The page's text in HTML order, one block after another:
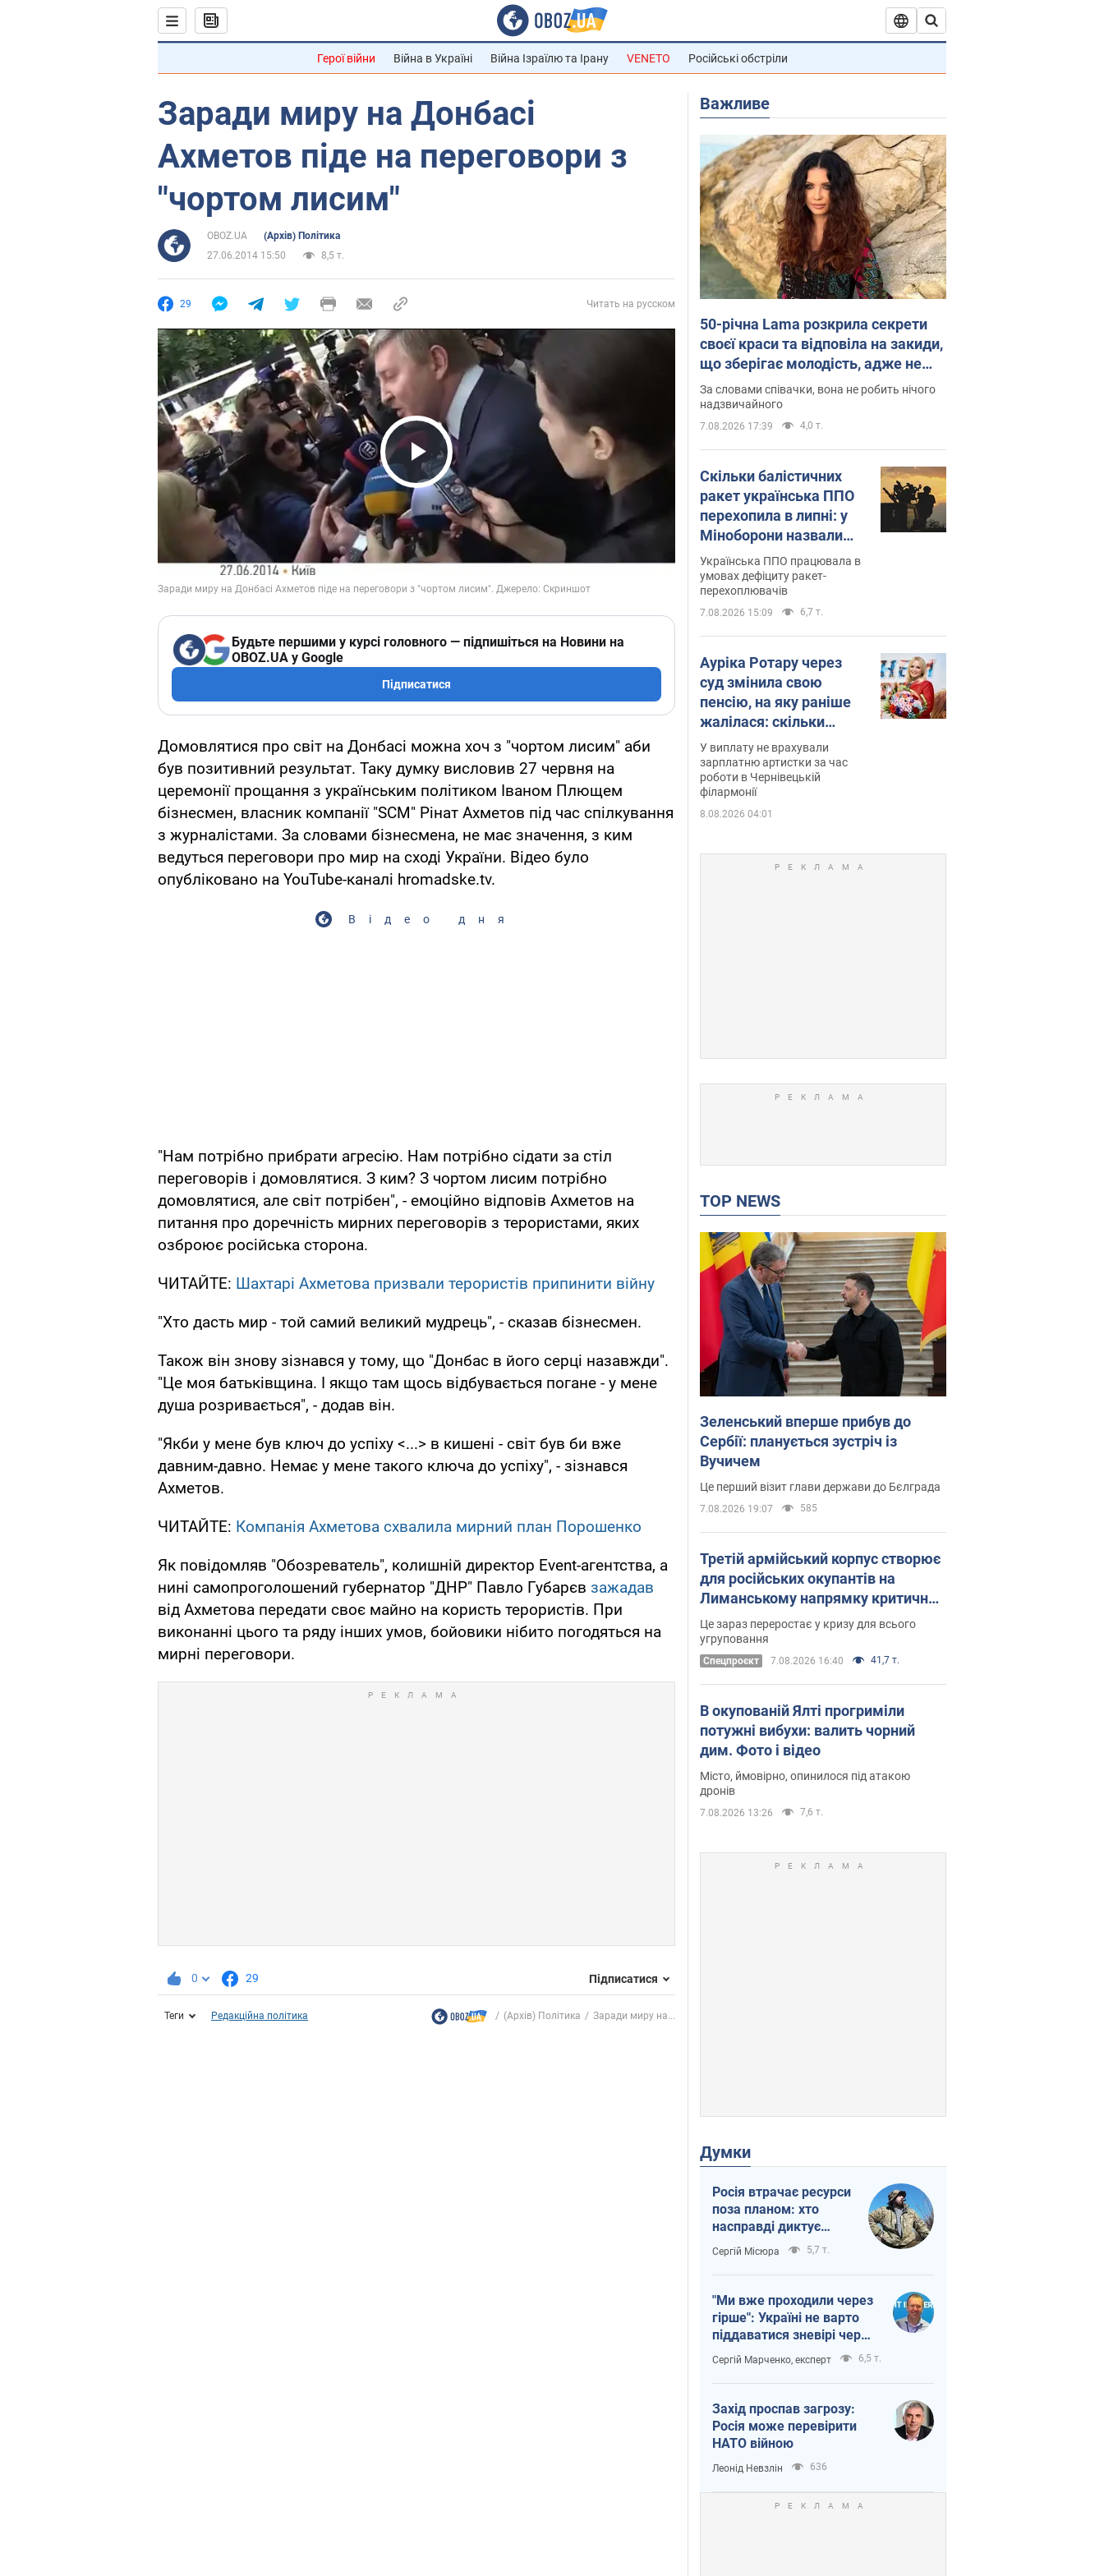
Герої війни Війна в Україні Війна Ізраїлю та Ірану VENETO Російські обстріли
Заради миру на Донбасі
Ахметов піде на переговори з
"чортом лисим"
OBOZ.UA
(Архів) Політика
27.06.2014 15:50
8,5 т.
29 Читать на русском
Play Video
Будьте першими у курсі головного — підпишіться на Новини на
OBOZ.UA у Google
Підписатися
Домовлятися про світ на Донбасі можна хоч з "чортом лисим" аби
був позитивний результат. Таку думку висловив 27 червня на
церемонії прощання з українським політиком Іваном Плющем
бізнесмен, власник компанії "SCM" Рінат Ахметов під час спілкування
з журналістами. За словами бізнесмена, не має значення, з ким
ведуться переговори про мир на сході України. Відео було
опубліковано на YouTube-каналі hromadske.tv.
Відео дня
"Нам потрібно прибрати агресію. Нам потрібно сідати за стіл
переговорів і домовлятися. З ким? З чортом лисим потрібно
домовлятися, але світ потрібен", - емоційно відповів Ахметов на
питання про доречність мирних переговорів з терористами, яких
озброює російська сторона.
ЧИТАЙТЕ: Шахтарі Ахметова призвали терористів припинити війну
"Хто дасть мир - той самий великий мудрець", - сказав бізнесмен.
Також він знову зізнався у тому, що "Донбас в його серці назавжди".
"Це моя батьківщина. І якщо там щось відбувається погане - у мене
душа розривається", - додав він.
"Якби у мене був ключ до успіху <...> в кишені - світ був би вже
давним-давно. Немає у мене такого ключа до успіху", - зізнався
Ахметов.
ЧИТАЙТЕ: Компанія Ахметова схвалила мирний план Порошенко
Як повідомляв "Обозреватель", колишній директор Event-агентства, а
нині самопроголошений губернатор "ДНР" Павло Губарєв зажадав
від Ахметова передати своє майно на користь терористів. При
виконанні цього та ряду інших умов, бойовики нібито погодяться на
мирні переговори.
0 29 Підписатися
Теги Редакційна політика (Архів) Політика Заради миру на...
Важливе
50-річна Lama розкрила секрети
своєї краси та відповіла на закиди,
що зберігає молодість, адже не
має дітей
За словами співачки, вона не робить нічого
надзвичайного
7.08.2026 17:39 4,0 т.
Скільки балістичних
ракет українська ППО
перехопила в липні: у
Міноборони назвали
цифру
Українська ППО працювала в
умовах дефіциту ракет-
перехоплювачів
7.08.2026 15:09 6,7 т.
Ауріка Ротару через
суд змінила свою
пенсію, на яку раніше
жалілася: скільки
отримувала співачка
У виплату не врахували
зарплатню артистки за час
роботи в Чернівецькій
філармонії
8.08.2026 04:01
TOP NEWS
Зеленський вперше прибув до
Сербії: планується зустріч із
Вучичем
Це перший візит глави держави до Бєлграда
7.08.2026 19:07 585
Третій армійський корпус створює
для російських окупантів на
Лиманському напрямку критичний
дискомфорт: як це вдалося
Це зараз переростає у кризу для всього
угруповання
Cпецпроєкт 7.08.2026 16:40 41,7 т.
В окупованій Ялті прогриміли
потужні вибухи: валить чорний
дим. Фото і відео
Місто, ймовірно, опинилося під атакою
дронів
7.08.2026 13:26 7,6 т.
Думки
Росія втрачає ресурси
поза планом: хто
насправді диктує
темп війни
Сергій Місюра 5,7 т.
"Ми вже проходили через
гірше": Україні не варто
піддаватися зневірі через
ракетний терор
Сергій Марченко, експерт 6,5 т.
Захід проспав загрозу:
Росія може перевірити
НАТО війною
Леонід Невзлін 636